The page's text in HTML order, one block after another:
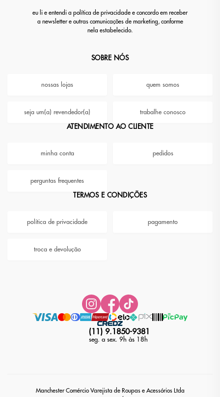
eu li e entendi a política de privacidade e concordo em receber
a newsletter e outras comunicações de marketing, conforme
nela estabelecido.
SOBRE NÓS
nossas lojas quem somos
seja um(a) revendedor(a) trabalhe conosco
ATENDIMENTO AO CLIENTE
minha conta pedidos
perguntas frequentes
TERMOS E CONDIÇÕES
política de privacidade pagamento
troca e devolução
(11) 9.1850-9381
seg. a sex. 9h às 18h
Manchester Comércio Varejista de Roupas e Acessórios Ltda